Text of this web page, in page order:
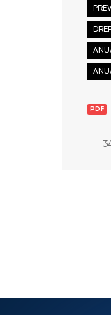
in
PDF